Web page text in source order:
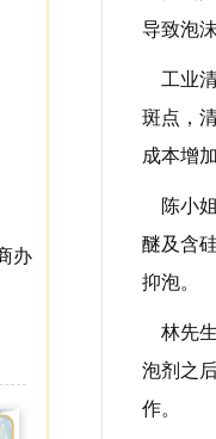
办
导致泡
工业
斑点，
成本增加
陈小
醚及含
抑泡。
林先
泡剂之
作。